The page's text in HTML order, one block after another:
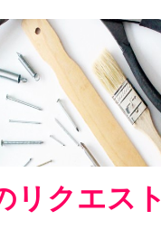
リクエスト